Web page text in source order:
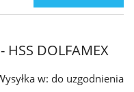
HSS DOLFAMEX
w: do uzgodnienia